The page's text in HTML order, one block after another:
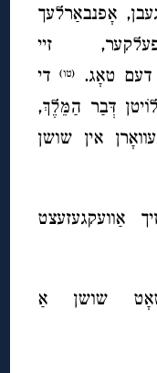
אָפנבאַרלעך
זיי
דעם טאָג.
(טו)די
דְּבַר הַמֵּלֶךְ,
אין שושן
אַוועקגעזעצט
שושן אַ